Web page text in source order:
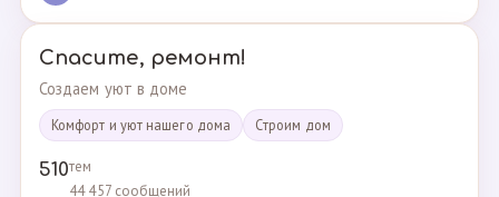
Спасите, ремонт!
Создаем уют в доме
Комфорт и уют нашего дома Cтроим дом
510тем
44 457 сообщений